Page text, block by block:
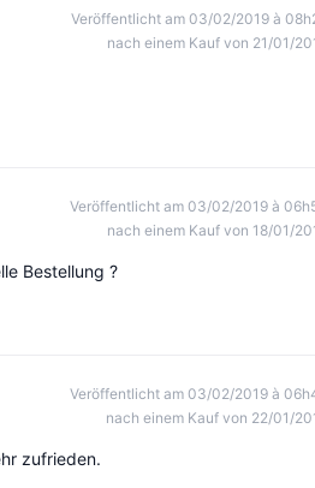
Veröffentlicht am 03/02/2019 à
nach einem Kauf von 21/01/
Veröffentlicht am 03/02/2019 à
nach einem Kauf von 18/01/
Bestellung ?
Veröffentlicht am 03/02/2019 à
nach einem Kauf von 22/01/
zufrieden.